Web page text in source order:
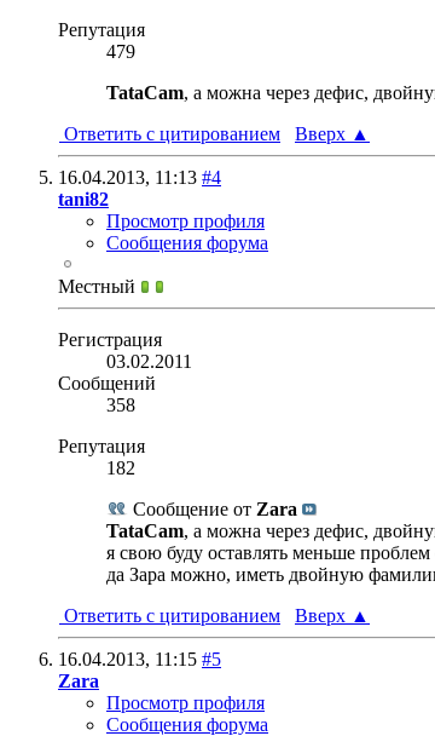
Репутация
479
TataCam, а можна через дефис,
Ответить с цитированием
Вверх ▲
16.04.2013, 11:13 #4
tani82
Просмотр профиля
Сообщения форума
Местный
Регистрация
03.02.2011
Сообщений
358
Репутация
182
Сообщение от Zara
TataCam, а можна через дефис,
я свою буду оставлять меньше
да Зара можно, иметь двойную
Ответить с цитированием
Вверх ▲
16.04.2013, 11:15 #5
Zara
Просмотр профиля
Сообщения форума